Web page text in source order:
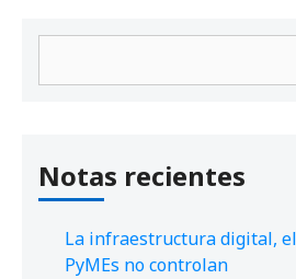
Notas recientes
La infraestructura digital,
PyMEs no controlan